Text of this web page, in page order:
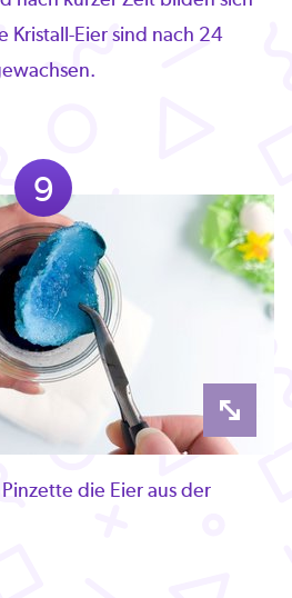
Kristall-Eier sind nach 24
9
die Eier aus der